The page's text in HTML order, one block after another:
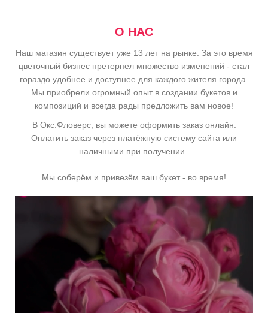
О НАС
Наш магазин существует уже 13 лет на рынке. За это время
цветочный бизнес претерпел множество изменений - стал
гораздо удобнее и доступнее для каждого жителя города.
Мы приобрели огромный опыт в создании букетов и
композиций и всегда рады предложить вам новое!
В Окс.Фловерс, вы можете оформить заказ онлайн.
Оплатить заказ через платёжную систему сайта или
наличными при получении.
Мы соберём и привезём ваш букет - во время!